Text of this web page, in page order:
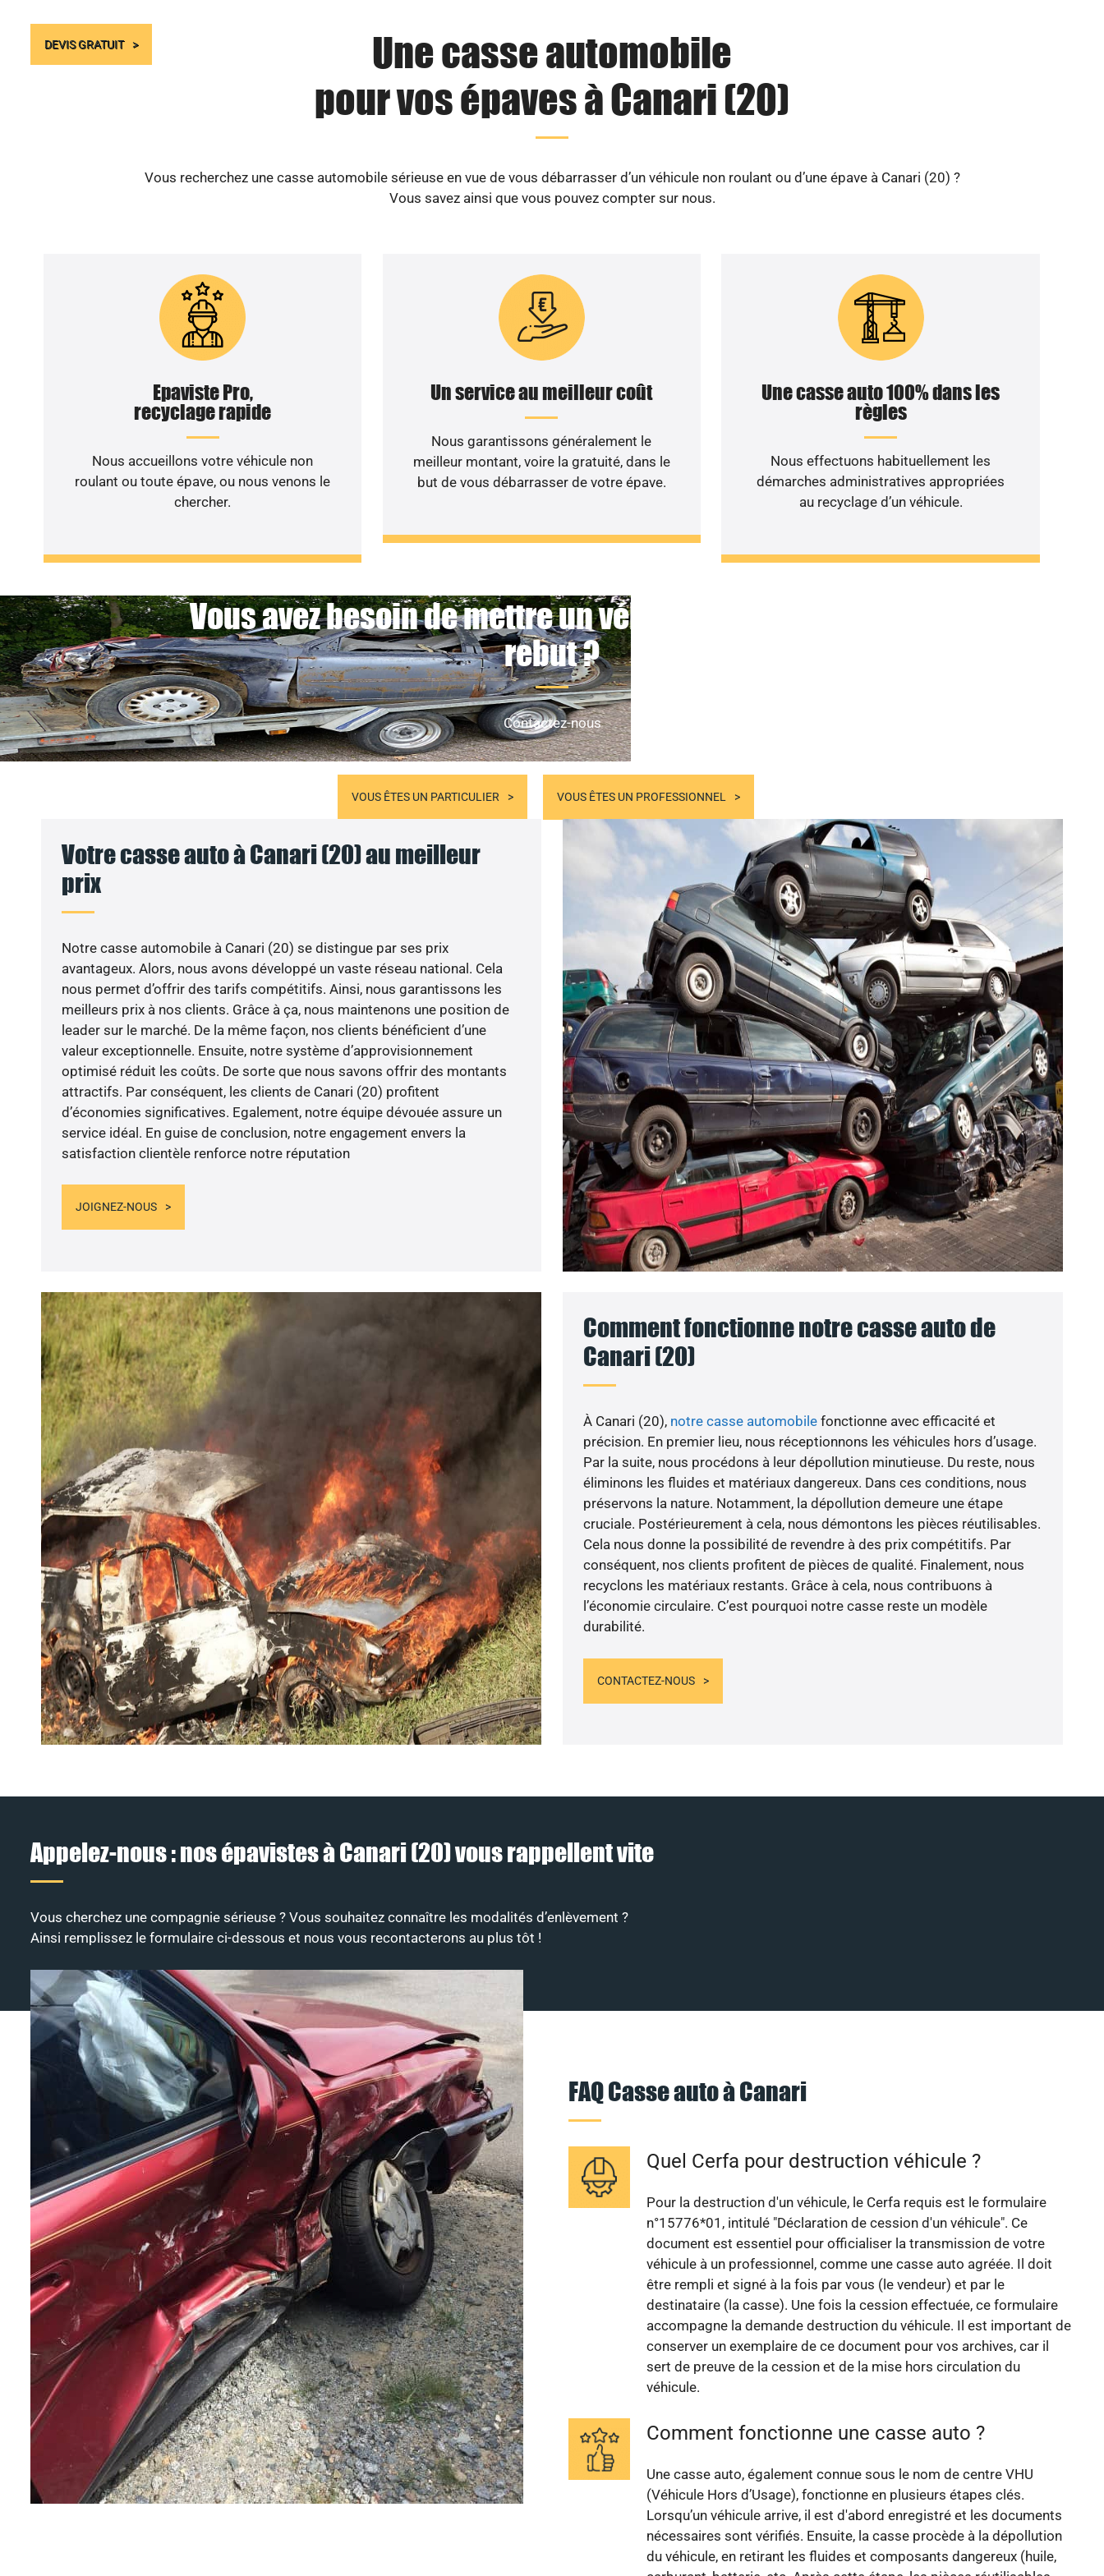
DEVIS GRATUIT
Une casse automobile
pour vos épaves à Canari (20)
Vous recherchez une casse automobile sérieuse en vue de vous débarrasser d’un véhicule non roulant ou d’une épave à Canari (20) ?
Vous savez ainsi que vous pouvez compter sur nous.
Epaviste Pro,
recyclage rapide
Nous accueillons votre véhicule non
roulant ou toute épave, ou nous venons le
chercher.
Un service au meilleur coût
Nous garantissons généralement le
meilleur montant, voire la gratuité, dans le
but de vous débarrasser de votre épave.
Une casse auto 100% dans les
règles
Nous effectuons habituellement les
démarches administratives appropriées
au recyclage d’un véhicule.
Vous avez besoin de mettre un véhicule non roulant au
rebut ?
Contactez-nous
VOUS ÊTES UN PARTICULIER VOUS ÊTES UN PROFESSIONNEL
Votre casse auto à Canari (20) au meilleur
prix
Notre casse automobile à Canari (20) se distingue par ses prix
avantageux. Alors, nous avons développé un vaste réseau national. Cela
nous permet d’offrir des tarifs compétitifs. Ainsi, nous garantissons les
meilleurs prix à nos clients. Grâce à ça, nous maintenons une position de
leader sur le marché. De la même façon, nos clients bénéficient d’une
valeur exceptionnelle. Ensuite, notre système d’approvisionnement
optimisé réduit les coûts. De sorte que nous savons offrir des montants
attractifs. Par conséquent, les clients de Canari (20) profitent
d’économies significatives. Egalement, notre équipe dévouée assure un
service idéal. En guise de conclusion, notre engagement envers la
satisfaction clientèle renforce notre réputation
JOIGNEZ-NOUS
Comment fonctionne notre casse auto de
Canari (20)
À Canari (20), notre casse automobile fonctionne avec efficacité et
précision. En premier lieu, nous réceptionnons les véhicules hors d’usage.
Par la suite, nous procédons à leur dépollution minutieuse. Du reste, nous
éliminons les fluides et matériaux dangereux. Dans ces conditions, nous
préservons la nature. Notamment, la dépollution demeure une étape
cruciale. Postérieurement à cela, nous démontons les pièces réutilisables.
Cela nous donne la possibilité de revendre à des prix compétitifs. Par
conséquent, nos clients profitent de pièces de qualité. Finalement, nous
recyclons les matériaux restants. Grâce à cela, nous contribuons à
l’économie circulaire. C’est pourquoi notre casse reste un modèle
durabilité.
CONTACTEZ-NOUS
Appelez-nous : nos épavistes à Canari (20) vous rappellent vite
Vous cherchez une compagnie sérieuse ? Vous souhaitez connaître les modalités d’enlèvement ?
Ainsi remplissez le formulaire ci-dessous et nous vous recontacterons au plus tôt !
FAQ Casse auto à Canari
Quel Cerfa pour destruction véhicule ?
Pour la destruction d'un véhicule, le Cerfa requis est le formulaire
n°15776*01, intitulé "Déclaration de cession d'un véhicule". Ce
document est essentiel pour officialiser la transmission de votre
véhicule à un professionnel, comme une casse auto agréée. Il doit
être rempli et signé à la fois par vous (le vendeur) et par le
destinataire (la casse). Une fois la cession effectuée, ce formulaire
accompagne la demande destruction du véhicule. Il est important de
conserver un exemplaire de ce document pour vos archives, car il
sert de preuve de la cession et de la mise hors circulation du
véhicule.
Comment fonctionne une casse auto ?
Une casse auto, également connue sous le nom de centre VHU
(Véhicule Hors d’Usage), fonctionne en plusieurs étapes clés.
Lorsqu’un véhicule arrive, il est d'abord enregistré et les documents
nécessaires sont vérifiés. Ensuite, la casse procède à la dépollution
du véhicule, en retirant les fluides et composants dangereux (huile,